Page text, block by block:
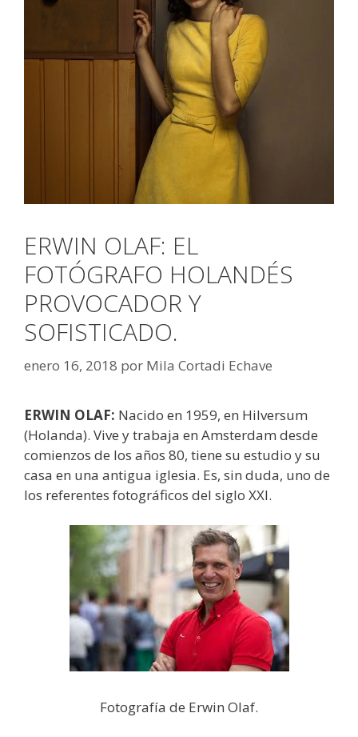
ERWIN OLAF: EL
FOTÓGRAFO HOLANDÉS
PROVOCADOR Y
SOFISTICADO.
enero 16, 2018 por Mila Cortadi Echave
ERWIN OLAF: Nacido en 1959, en Hilversum
(Holanda). Vive y trabaja en Amsterdam desde
comienzos de los años 80, tiene su estudio y su
casa en una antigua iglesia. Es, sin duda, uno de
los referentes fotográficos del siglo XXI.
Fotografía de Erwin Olaf.